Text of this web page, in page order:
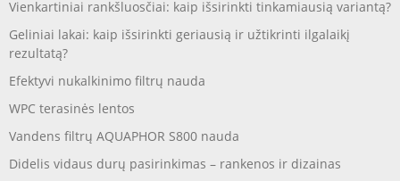
Vienkartiniai rankšluosčiai: kaip išsirinkti tinkamiausią variantą?
Geliniai lakai: kaip išsirinkti geriausią ir užtikrinti ilgalaikį
rezultatą?
Efektyvi nukalkinimo filtrų nauda
WPC terasinės lentos
Vandens filtrų AQUAPHOR S800 nauda
Didelis vidaus durų pasirinkimas – rankenos ir dizainas